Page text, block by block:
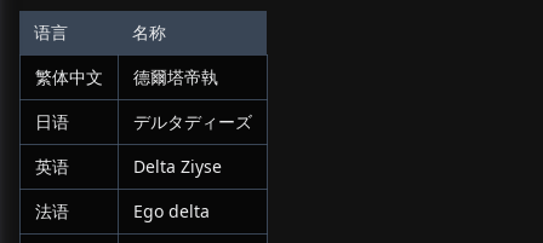
语言
名称
繁体中文
德爾塔帝執
日语
デルタディーズ
英语
Delta Ziyse
法语
Ego delta